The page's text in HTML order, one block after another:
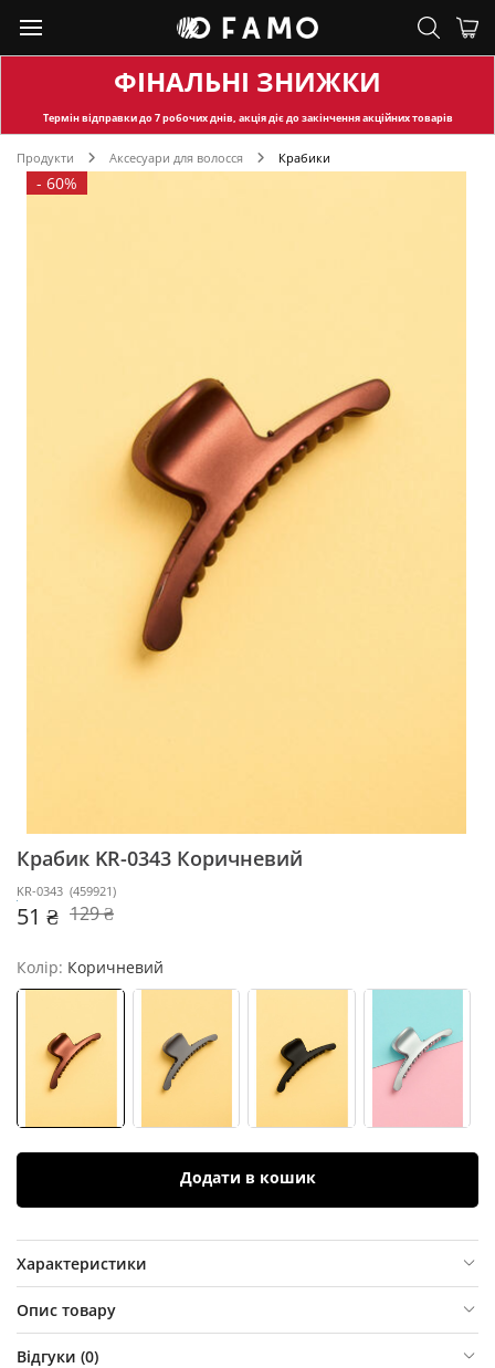
ФІНАЛЬНІ ЗНИЖКИ
Термін відправкидо 7 робочих днів, акція діє до закінчення акційних товарів
Продукти Аксесуари для волосся Крабики
- 60%
Крабик KR-0343 Коричневий
KR-0343 (459921)
51 ₴ 129 ₴
Колір: Коричневий
Додати в кошик
Характеристики
Опис товару
Відгуки (0)